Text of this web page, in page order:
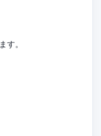
す。